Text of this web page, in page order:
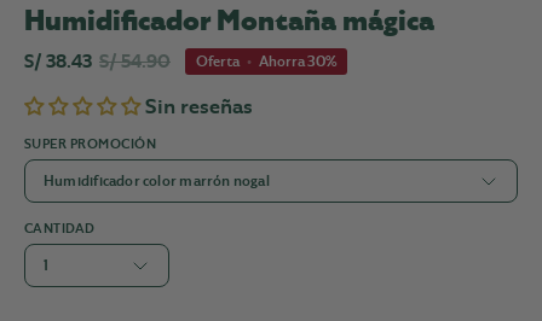
Humidificador Montaña mágica
S/ 38.43 S/ 54.90 Oferta • Ahorra30%
Sin reseñas
SUPER PROMOCIÓN
Humidificador color marrón nogal
CANTIDAD
1